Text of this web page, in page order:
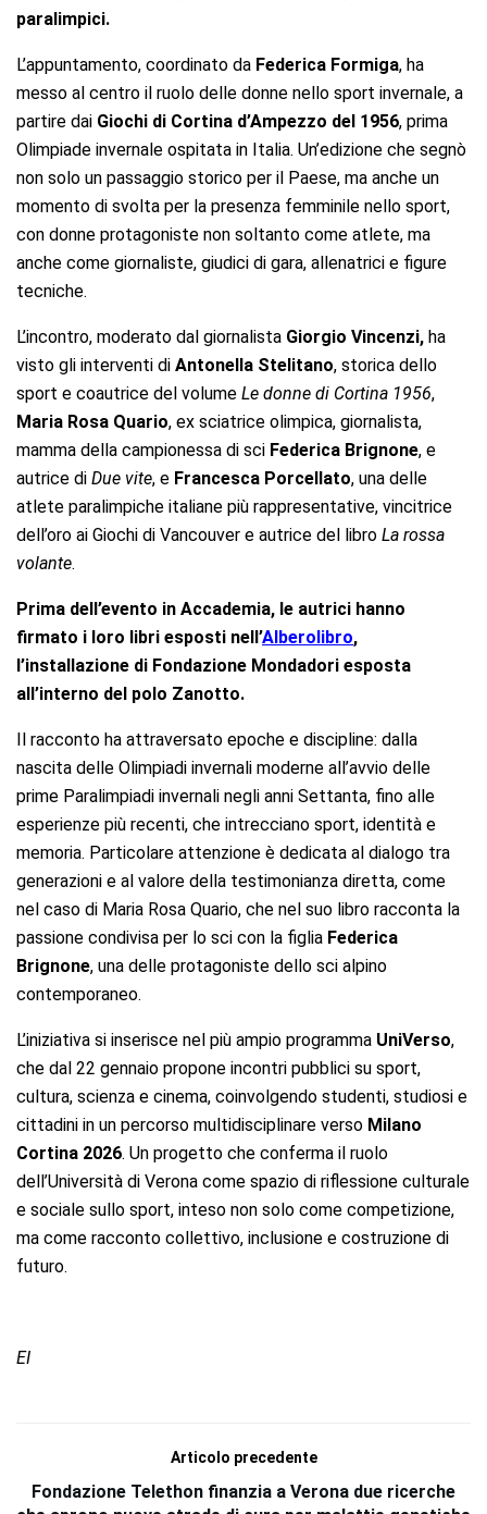
paralimpici.
L’appuntamento, coordinato da Federica Formiga, ha
messo al centro il ruolo delle donne nello sport invernale, a
partire dai Giochi di Cortina d’Ampezzo del 1956, prima
Olimpiade invernale ospitata in Italia. Un’edizione che segnò
non solo un passaggio storico per il Paese, ma anche un
momento di svolta per la presenza femminile nello sport,
con donne protagoniste non soltanto come atlete, ma
anche come giornaliste, giudici di gara, allenatrici e figure
tecniche.
L’incontro, moderato dal giornalista Giorgio Vincenzi, ha
visto gli interventi di Antonella Stelitano, storica dello
sport e coautrice del volume Le donne di Cortina 1956,
Maria Rosa Quario, ex sciatrice olimpica, giornalista,
mamma della campionessa di sci Federica Brignone, e
autrice di Due vite, e Francesca Porcellato, una delle
atlete paralimpiche italiane più rappresentative, vincitrice
dell’oro ai Giochi di Vancouver e autrice del libro La rossa
volante.
Prima dell’evento in Accademia, le autrici hanno
firmato i loro libri esposti nell’Alberolibro,
l’installazione di Fondazione Mondadori esposta
all’interno del polo Zanotto.
Il racconto ha attraversato epoche e discipline: dalla
nascita delle Olimpiadi invernali moderne all’avvio delle
prime Paralimpiadi invernali negli anni Settanta, fino alle
esperienze più recenti, che intrecciano sport, identità e
memoria. Particolare attenzione è dedicata al dialogo tra
generazioni e al valore della testimonianza diretta, come
nel caso di Maria Rosa Quario, che nel suo libro racconta la
passione condivisa per lo sci con la figlia Federica
Brignone, una delle protagoniste dello sci alpino
contemporaneo.
L’iniziativa si inserisce nel più ampio programma UniVerso,
che dal 22 gennaio propone incontri pubblici su sport,
cultura, scienza e cinema, coinvolgendo studenti, studiosi e
cittadini in un percorso multidisciplinare verso Milano
Cortina 2026. Un progetto che conferma il ruolo
dell’Università di Verona come spazio di riflessione culturale
e sociale sullo sport, inteso non solo come competizione,
ma come racconto collettivo, inclusione e costruzione di
futuro.
EI
Articolo precedente
Fondazione Telethon finanzia a Verona due ricerche